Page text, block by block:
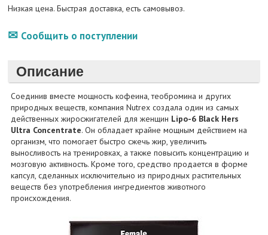
Низкая цена. Быстрая доставка, есть самовывоз.
Сообщить о поступлении
Описание
Соединив вместе мощность кофеина, теобромина и других
природных веществ, компания Nutrex создала один из самых
действенных жиросжигателей для женщин Lipo-6 Black Hers
Ultra Concentrate. Он обладает крайне мощным действием на
организм, что помогает быстро сжечь жир, увеличить
выносливость на тренировках, а также повысить концентрацию и
мозговую активность. Кроме того, средство продается в форме
капсул, сделанных исключительно из природных растительных
веществ без употребления ингредиентов животного
происхождения.